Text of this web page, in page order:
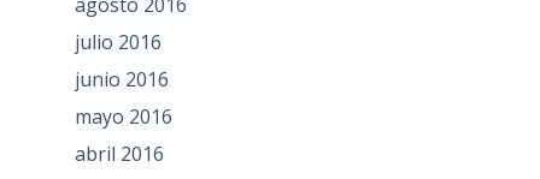
agosto 2016
julio 2016
junio 2016
mayo 2016
abril 2016